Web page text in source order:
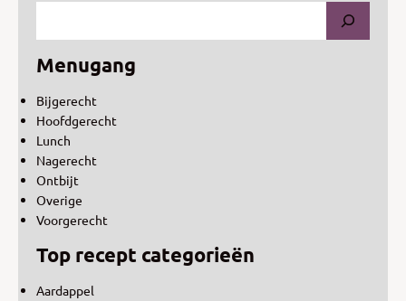
Menugang
Bijgerecht
Hoofdgerecht
Lunch
Nagerecht
Ontbijt
Overige
Voorgerecht
Top recept categorieën
Aardappel